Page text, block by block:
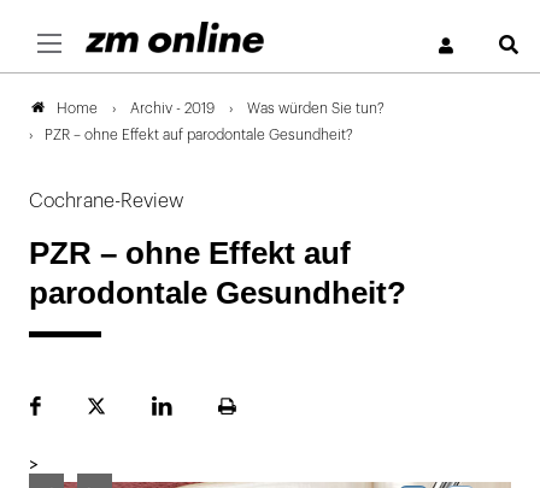
Home Archiv - 2019
Was würden Sie tun?
PZR – ohne Effekt auf parodontale Gesundheit?
Cochrane-Review
PZR – ohne Effekt auf
parodontale Gesundheit?
FacebookPlattformLinekdInSeite
>